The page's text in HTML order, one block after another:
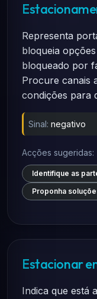
Representa
bloqueia
bloqueado por
Procure canais
condições para
Sinal: negativo
Acções sugeridas:
Identifique as
Proponha
Estacionar
Indica que está